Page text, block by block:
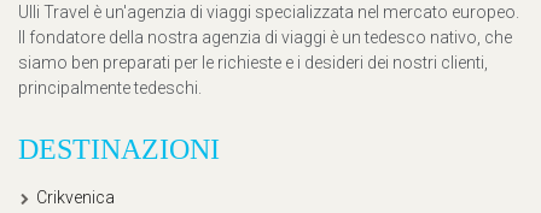
Ulli Travel è un'agenzia di viaggi specializzata nel mercato europeo.
Il fondatore della nostra agenzia di viaggi è un tedesco nativo, che
siamo ben preparati per le richieste e i desideri dei nostri clienti,
principalmente tedeschi.
DESTINAZIONI
Crikvenica